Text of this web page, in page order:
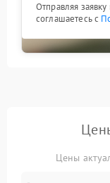
Отправляя
соглашаетесь с
Цены